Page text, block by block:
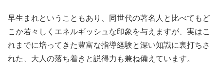
早生まれということもあり、同世代の著名人と比べてもど
こか若々しくエネルギッシュな印象を与えますが、実はこ
れまでに培ってきた豊富な指導経験と深い知識に裏打ちさ
れた、大人の落ち着きと説得力も兼ね備えています。